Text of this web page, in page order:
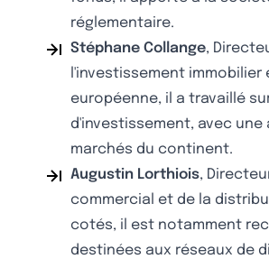
réglementaire.
Stéphane Collange,
l'investissement
européenne, il a travaillé
d'investissement, avec
marchés du continent.
Augustin Lorthiois,
commercial et de la
cotés, il est notamment
destinées aux réseaux de